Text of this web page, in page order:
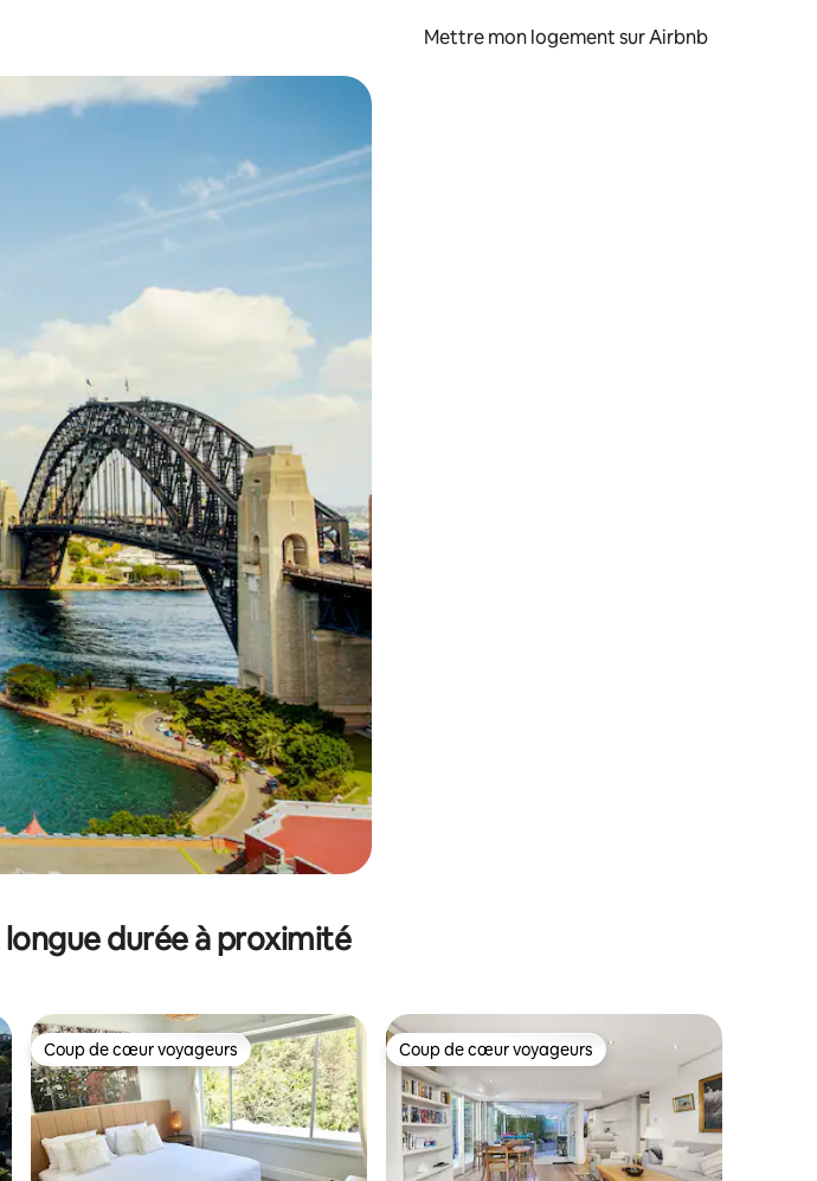
Mettre mon logement sur Airbnb
parcourir ou en appuyant et en faisant glisser.
durée à proximité
Coup de cœur voyageurs
Coup de cœur voyageurs Coup de cœur voyageurs
Coup de cœur voyageurs